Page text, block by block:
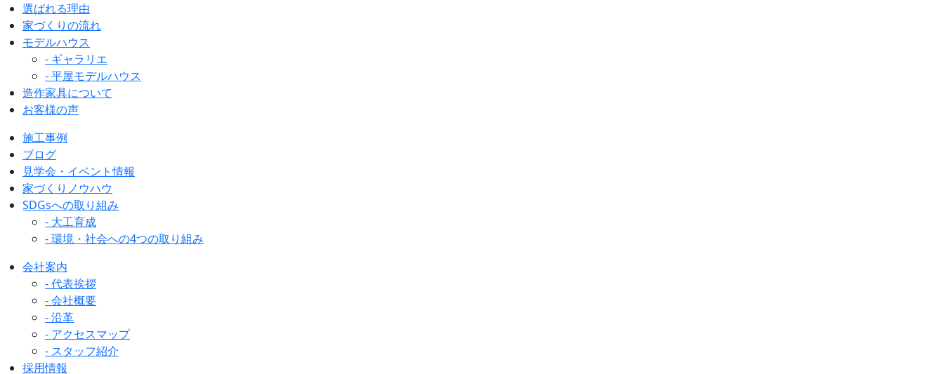
選ばれる理由
家づくりの流れ
モデルハウス
- ギャラリエ
- 平屋モデルハウス
造作家具について
お客様の声
施工事例
ブログ
見学会・イベント情報
家づくりノウハウ
SDGsへの取り組み
- 大工育成
- 環境・社会への4つの取り組み
会社案内
- 代表挨拶
- 会社概要
- 沿革
- アクセスマップ
- スタッフ紹介
採用情報